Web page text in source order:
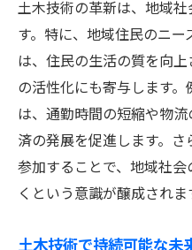
土木技術の革新は、地域
す。特に、地域住民のニ
は、住民の生活の質を向
の活性化にも寄与します
は、通勤時間の短縮や物
済の発展を促進します。
参加することで、地域社
くという意識が醸成されま
土木技術で持続可能な未